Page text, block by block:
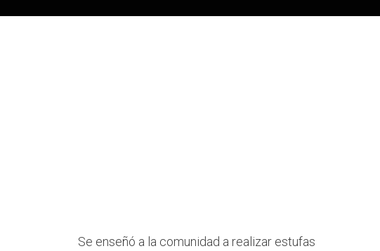
Se enseñó a la comunidad a realizar estufas